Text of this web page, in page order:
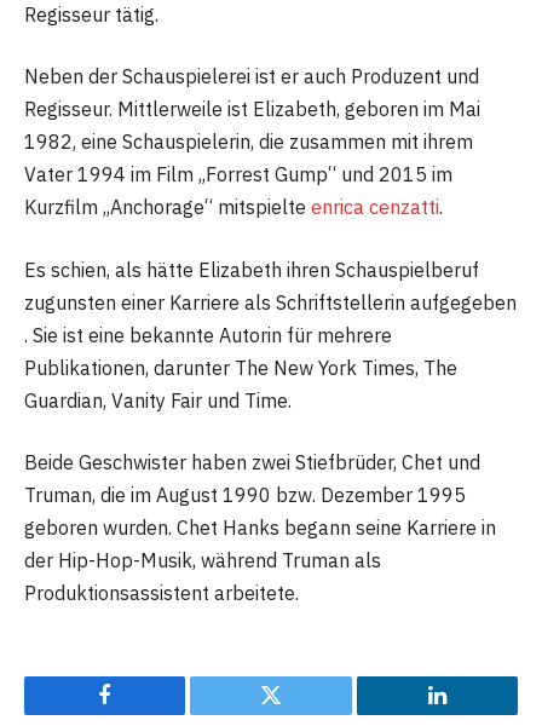
Regisseur tätig.
Neben der Schauspielerei ist er auch Produzent und
Regisseur. Mittlerweile ist Elizabeth, geboren im Mai
1982, eine Schauspielerin, die zusammen mit ihrem
Vater 1994 im Film „Forrest Gump“ und 2015 im
Kurzfilm „Anchorage“ mitspielte enrica cenzatti.
Es schien, als hätte Elizabeth ihren Schauspielberuf
zugunsten einer Karriere als Schriftstellerin aufgegeben
. Sie ist eine bekannte Autorin für mehrere
Publikationen, darunter The New York Times, The
Guardian, Vanity Fair und Time.
Beide Geschwister haben zwei Stiefbrüder, Chet und
Truman, die im August 1990 bzw. Dezember 1995
geboren wurden. Chet Hanks begann seine Karriere in
der Hip-Hop-Musik, während Truman als
Produktionsassistent arbeitete.
Facebook Twitter LinkedIn